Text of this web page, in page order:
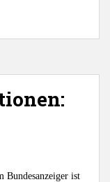
Bundesanzeiger ist